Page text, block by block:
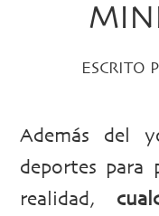
ESCRITO
Además del
deportes para
realidad,